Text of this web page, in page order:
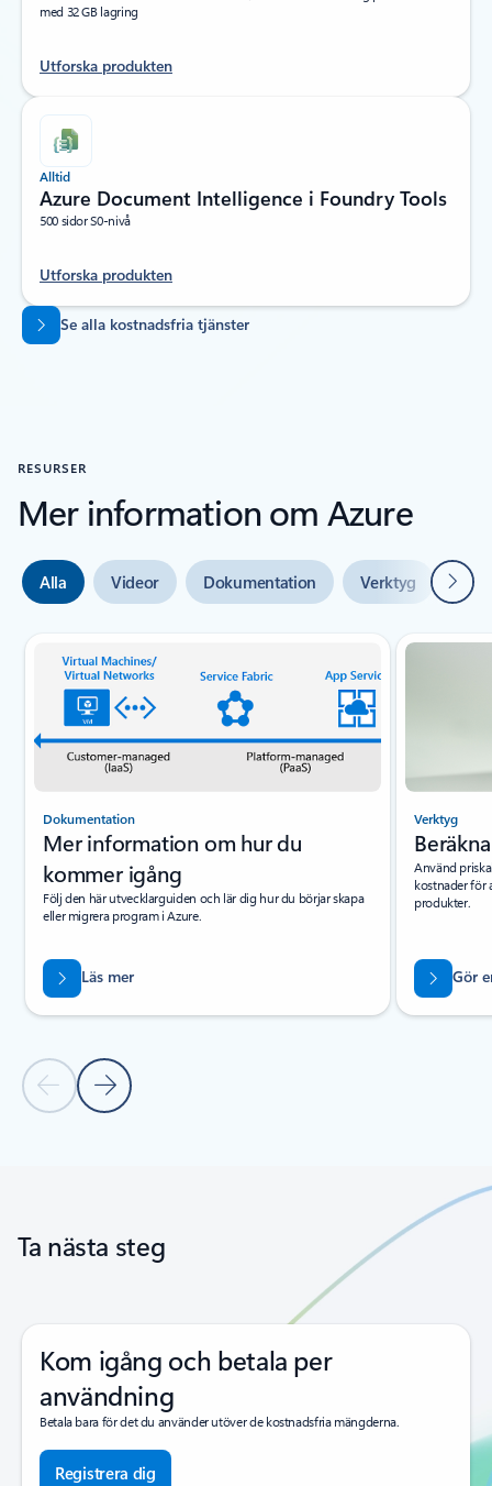
med 32 GB lagring
Utforska produkten
Alltid
Azure Document Intelligence i Foundry Tools
500 sidor S0-nivå
Utforska produkten
Tillbaka till flikar
Se alla kostnadsfria tjänster
RESURSER
Mer information om Azure
Alla Videor Dokumentation Verktyg Nästa
Bild {0} {1} indikator
Föregående bild
Nästa bild
Dokumentation
Mer information om hur du
kommer igång
Följ den här utvecklarguiden och lär dig hur du börjar skapa
eller migrera program i Azure.
Läs mer
Verktyg
Använd
kostnader för
produkter.
Gör
Ta nästa steg
Kom igång och betala per
användning
Betala bara för det du använder utöver de kostnadsfria mängderna.
Registrera dig